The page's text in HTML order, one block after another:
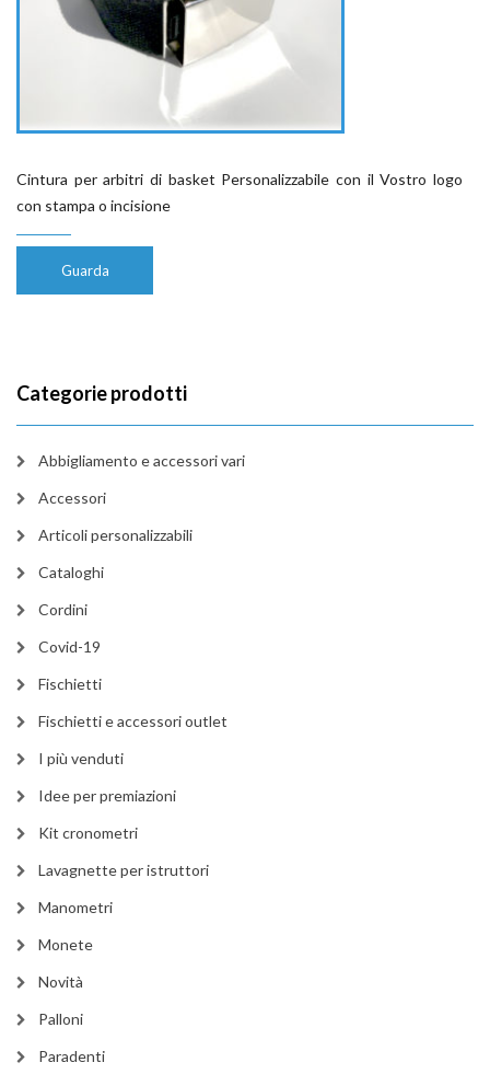
Cintura per arbitri di basket Personalizzabile con il Vostro logo
con stampa o incisione
Guarda
Categorie prodotti
Abbigliamento e accessori vari
Accessori
Articoli personalizzabili
Cataloghi
Cordini
Covid-19
Fischietti
Fischietti e accessori outlet
I più venduti
Idee per premiazioni
Kit cronometri
Lavagnette per istruttori
Manometri
Monete
Novità
Palloni
Paradenti